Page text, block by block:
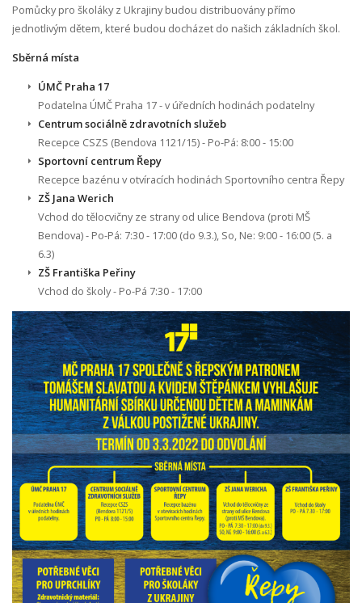
Pomůcky pro školáky z Ukrajiny budou distribuovány přímo
jednotlivým dětem, které budou docházet do našich základních škol.
Sběrná místa
ÚMČ Praha 17
Podatelna ÚMČ Praha 17 - v úředních hodinách podatelny
Centrum sociálně zdravotních služeb
Recepce CSZS (Bendova 1121/15) - Po-Pá: 8:00 - 15:00
Sportovní centrum Řepy
Recepce bazénu v otvíracích hodinách Sportovního centra Řepy
ZŠ Jana Werich
Vchod do tělocvičny ze strany od ulice Bendova (proti MŠ
Bendova) - Po-Pá: 7:30 - 17:00 (do 9.3.), So, Ne: 9:00 - 16:00 (5. a
6.3)
ZŠ Františka Peřiny
Vchod do školy - Po-Pá 7:30 - 17:00